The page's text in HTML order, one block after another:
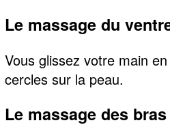
Le massage du
Vous glissez votre main
cercles sur la peau.
Le massage des